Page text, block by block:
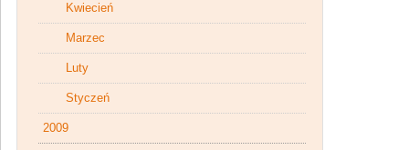
Kwiecień
Marzec
Luty
Styczeń
2009